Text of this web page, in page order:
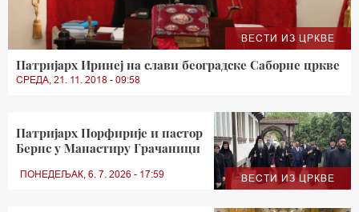
ВЕСТИ ИЗ ЦРКВЕ
Патријарх Иринеј на слави београдске Саборне цркве
СРЕДА, 21. 11. 2018 - 09:58
ВЕСТИ ИЗ ЦРКВЕ
Патријарх Порфирије и пастор
Бернс у Mанастиру Грачаници
ПОНЕДЕЉАК, 6. 7. 2026 - 17:59